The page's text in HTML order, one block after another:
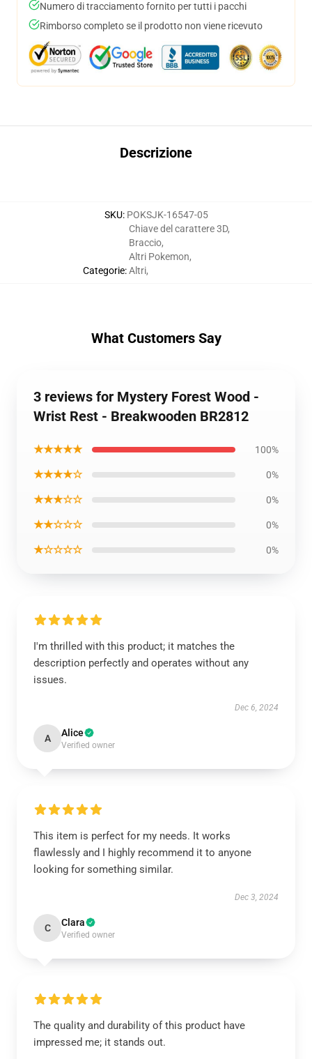
Numero di tracciamento fornito per tutti i pacchi
Rimborso completo se il prodotto non viene ricevuto
Descrizione
SKU: POKSJK-16547-05
Categorie:
Chiave del carattere 3D,
Braccio,
Altri Pokemon,
Altri,
What Customers Say
3 reviews for Mystery Forest Wood -
Wrist Rest - Breakwooden BR2812
★★★★★ 100%
★★★★☆ 0%
★★★☆☆ 0%
★★☆☆☆ 0%
★☆☆☆☆ 0%
I'm thrilled with this product; it matches the
description perfectly and operates without any
issues.
Dec 6, 2024
A Alice
Verified owner
This item is perfect for my needs. It works
flawlessly and I highly recommend it to anyone
looking for something similar.
Dec 3, 2024
C Clara
Verified owner
The quality and durability of this product have
impressed me; it stands out.